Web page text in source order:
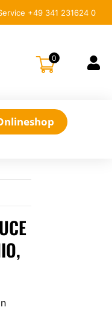
+49 341 231624 0
0 